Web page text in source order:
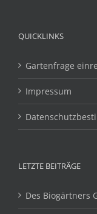
QUICKLINKS
Gartenfrage
Impressum
LETZTE BEITRÄGE
Des Biogärtners